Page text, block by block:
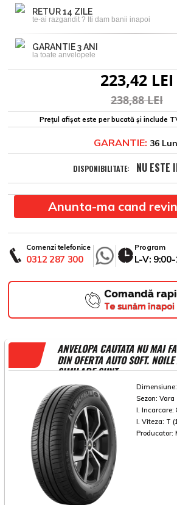
RETUR 14 ZILE
te-ai razgandit ? Iti dam banii inapoi
GARANTIE 3 ANI
la toate anvelopele
223,42 LEI
238,88 LEI
Prețul afișat este per bucată și include
GARANTIE: 36
DISPONIBILITATE: NU ESTE
Anunta-ma cand
Comenzi telefonice
0312 287 300
Program
L-V:
Comandă
Te sunăm înapoi
ANVELOPA CAUTATA NU MAI
DIN OFERTA AUTO SOFT.
SIMILARE SUNT
Dimensiune:
Sezon: Vara
I. Incarcare:
I. Viteza: T
Producator: